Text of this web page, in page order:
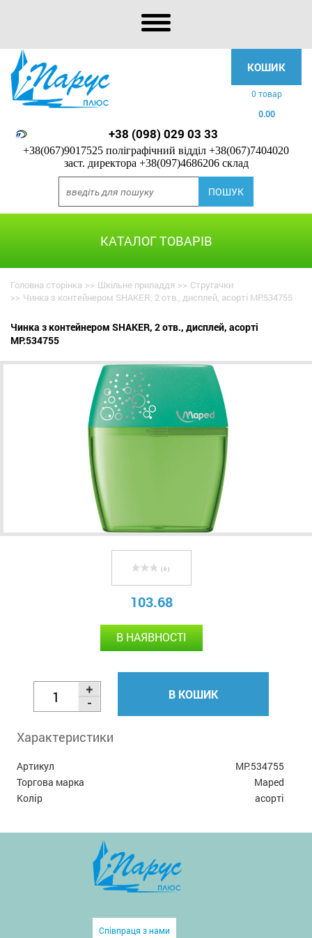
КОШИК
0 товар
0.00
+38 (098) 029 03 33
+38(067)9017525 поліграфічний відділ +38(067)7404020
заст. директора +38(097)4686206 склад
КАТАЛОГ ТОВАРІВ
Головна сторінка >> Шкільне приладдя >> Стругачки
>> Чинка з контейнером SHAKER, 2 отв., дисплей, асорті MP.534755
Чинка з контейнером SHAKER, 2 отв., дисплей, асорті
MP.534755
( 0 )
103.68
В НАЯВНОСТІ
В КОШИК
Характеристики
Артикул
MP.534755
Торгова марка
Maped
Колір
асорті
Співпраця з нами